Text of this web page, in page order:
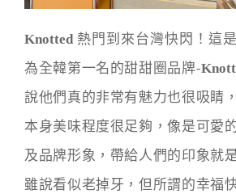
Knotted 熱門到來台灣快閃！這
為全韓第一名的甜甜圈品牌-
說他們真的非常有魅力也很吸睛
本身美味程度很足夠，像是可愛
及品牌形象，帶給人們的印象就
雖說看似老掉牙，但所謂的幸福